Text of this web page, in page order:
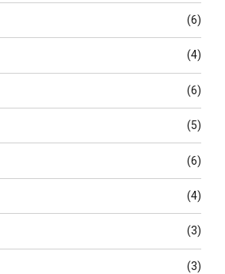
(6)
(4)
(6)
(5)
(6)
(4)
(3)
(3)